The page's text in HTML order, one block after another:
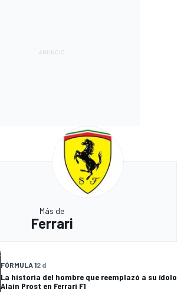
Más de
Ferrari
FÓRMULA 12 d
La historia del hombre que reemplazó a su ídolo
Alain Prost en Ferrari F1